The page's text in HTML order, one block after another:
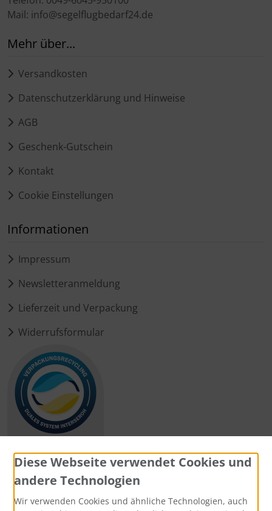
Mail: info@segelflugbedarf24.de
Mehr über...
Versandkosten
Datenschutzerklärung und Hinweise
AGB
Geschenk-Gutschein
Kontakt
Cookie Einstellungen
Informationen
Impressum
Newsletteranmeldung
Lieferzeit und Verpackung
Widerrufsformular
Zahlungsmethoden
Diese Webseite verwendet Cookies und
andere Technologien
Wir verwenden Cookies und ähnliche Technologien, auch